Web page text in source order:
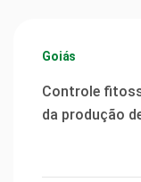
Goiás
Controle
da produção